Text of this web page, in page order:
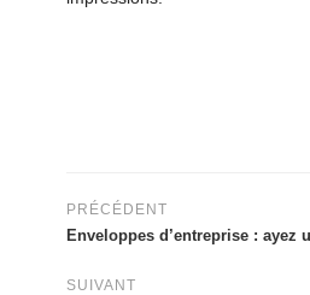
PRÉCÉDENT
Enveloppes d’entreprise : ayez
SUIVANT